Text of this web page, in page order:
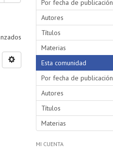
Por fecha de publicación
Autores
Títulos
Materias
Esta comunidad
Por fecha de publicación
Autores
Títulos
Materias
MI CUENTA